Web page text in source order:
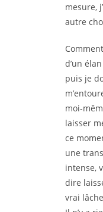
mesure,
autre
d’un
puis je
moi-
laisser
ce
une
intense,
dire
vrai